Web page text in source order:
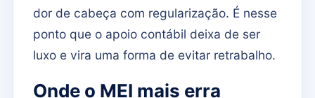
dor de cabeça com regularização. É nesse
ponto que o apoio contábil deixa de ser
luxo e vira uma forma de evitar retrabalho.
Onde o MEI mais erra